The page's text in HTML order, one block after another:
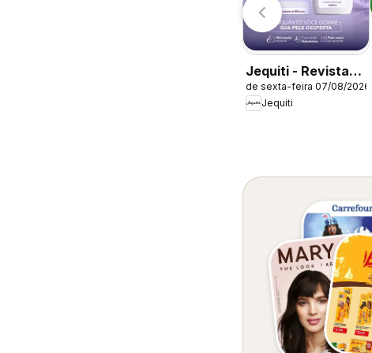
Jequiti - Revista
11/2026
de sexta-feira 07/08/2026
Jequiti